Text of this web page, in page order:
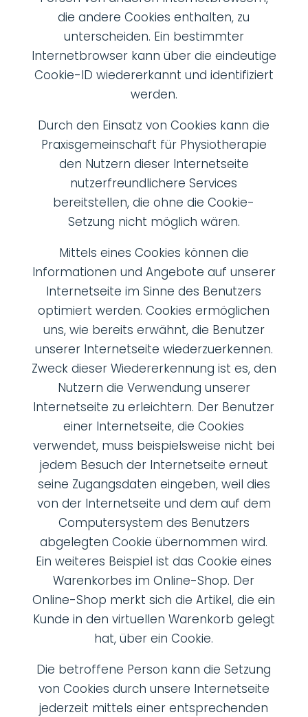
die andere Cookies enthalten, zu
unterscheiden. Ein bestimmter
Internetbrowser kann über die eindeutige
Cookie-ID wiedererkannt und identifiziert
werden.
Durch den Einsatz von Cookies kann die
Praxisgemeinschaft für Physiotherapie
den Nutzern dieser Internetseite
nutzerfreundlichere Services
bereitstellen, die ohne die Cookie-
Setzung nicht möglich wären.
Mittels eines Cookies können die
Informationen und Angebote auf unserer
Internetseite im Sinne des Benutzers
optimiert werden. Cookies ermöglichen
uns, wie bereits erwähnt, die Benutzer
unserer Internetseite wiederzuerkennen.
Zweck dieser Wiedererkennung ist es, den
Nutzern die Verwendung unserer
Internetseite zu erleichtern. Der Benutzer
einer Internetseite, die Cookies
verwendet, muss beispielsweise nicht bei
jedem Besuch der Internetseite erneut
seine Zugangsdaten eingeben, weil dies
von der Internetseite und dem auf dem
Computersystem des Benutzers
abgelegten Cookie übernommen wird.
Ein weiteres Beispiel ist das Cookie eines
Warenkorbes im Online-Shop. Der
Online-Shop merkt sich die Artikel, die ein
Kunde in den virtuellen Warenkorb gelegt
hat, über ein Cookie.
Die betroffene Person kann die Setzung
von Cookies durch unsere Internetseite
jederzeit mittels einer entsprechenden